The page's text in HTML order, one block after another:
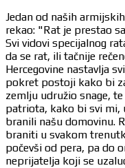
Jedan od naših
rekao: "Rat je prestao
Svi vidovi specijalnog
da se rat, ili tačnije
Hercegovine nastavlja
pokret postoji kako bi
zemlju udružio snage,
patriota, kako bi svi
branili našu domovinu.
braniti u svakom
počevši od pera, pa do
neprijatelja koji se